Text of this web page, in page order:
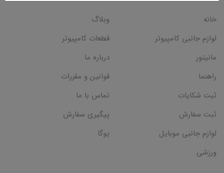
خانه
وبلاگ
لوازم جانبی کامپیوتر
قطعات کامپیوتر
مانیتور
درباره ما
راهنما
قوانین و مقررات
ثبت شکایات
تماس با ما
ثبت سفارش
پیگیری سفارش
لوازم جانبی موبایل
یوگا
ورزشی